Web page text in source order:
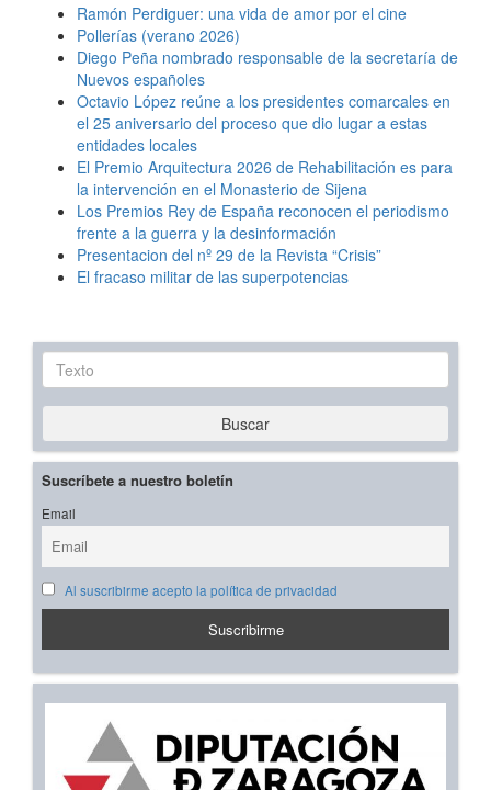
Ramón Perdiguer: una vida de amor por el cine
Pollerías (verano 2026)
Diego Peña nombrado responsable de la secretaría de
Nuevos españoles
Octavio López reúne a los presidentes comarcales en
el 25 aniversario del proceso que dio lugar a estas
entidades locales
El Premio Arquitectura 2026 de Rehabilitación es para
la intervención en el Monasterio de Sijena
Los Premios Rey de España reconocen el periodismo
frente a la guerra y la desinformación
Presentacion del nº 29 de la Revista “Crisis”
El fracaso militar de las superpotencias
Texto
Buscar
Suscríbete a nuestro boletín
Email
Al suscribirme acepto la política de privacidad